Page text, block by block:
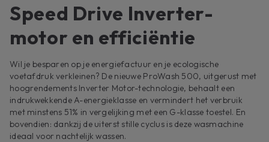
Speed Drive Inverter-
motor en efficiëntie
Wil je besparen op je energiefactuur en je ecologische
voetafdruk verkleinen? De nieuwe ProWash 500, uitgerust met
hoogrendements Inverter Motor-technologie, behaalt een
indrukwekkende A-energieklasse en vermindert het verbruik
met minstens 51% in vergelijking met een G-klasse toestel. En
bovendien: dankzij de uiterst stille cyclus is deze wasmachine
ideaal voor nachtelijk wassen.